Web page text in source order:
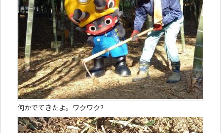
何かでてきたよ。ワクワク?